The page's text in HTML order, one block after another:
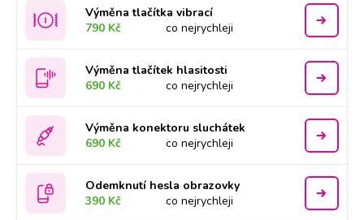
Výměna tlačítka vibrací
790 Kč
co nejrychleji
Výměna tlačítek hlasitosti
690 Kč
co nejrychleji
Výměna konektoru sluchátek
690 Kč
co nejrychleji
Odemknutí hesla obrazovky
390 Kč
co nejrychleji